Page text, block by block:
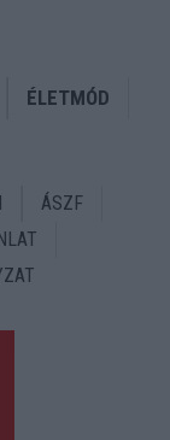
ÉLETMÓD
ÁSZF